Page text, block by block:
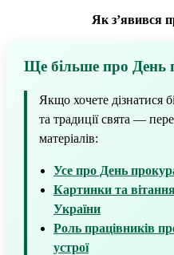
Як з’явився
Ще більше про День
Якщо хочете дізнатися
та традиції свята —
матеріалів:
Усе про День
Картинки та
України
Роль працівників
устрої